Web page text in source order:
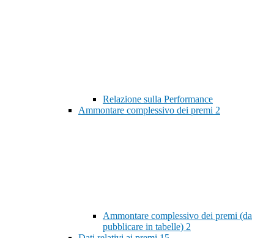
Relazione sulla Performance
Ammontare complessivo dei premi 2
Ammontare complessivo dei premi (da
pubblicare in tabelle) 2